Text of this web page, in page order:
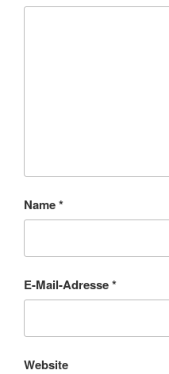
Name*
E-Mail-Adresse*
Website